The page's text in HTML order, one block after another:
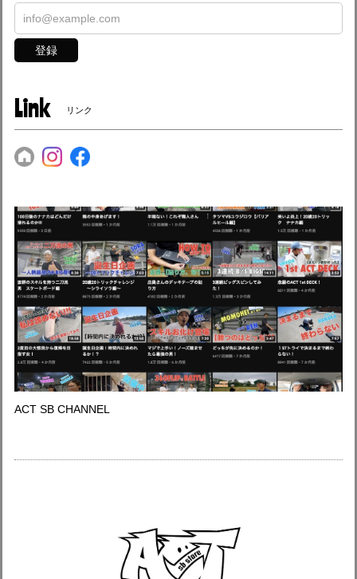
登録
Link リンク
ACT SB CHANNEL